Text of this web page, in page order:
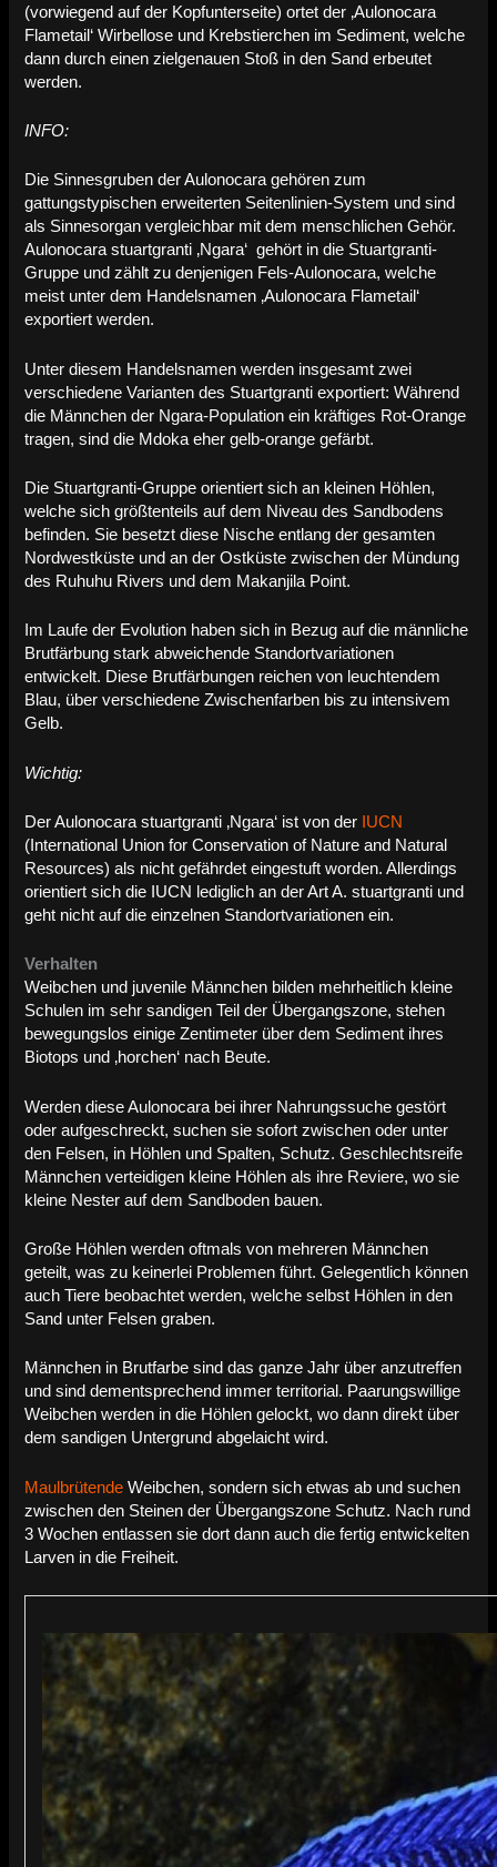
(vorwiegend auf der Kopfunterseite) ortet der ‚Aulonocara
Flametail‘ Wirbellose und Krebstierchen im Sediment, welche
dann durch einen zielgenauen Stoß in den Sand erbeutet
werden.
INFO:
Die Sinnesgruben der Aulonocara gehören zum
gattungstypischen erweiterten Seitenlinien-System und sind
als Sinnesorgan vergleichbar mit dem menschlichen Gehör.
Aulonocara stuartgranti ‚Ngara‘ gehört in die Stuartgranti-
Gruppe und zählt zu denjenigen Fels-Aulonocara, welche
meist unter dem Handelsnamen ‚Aulonocara Flametail‘
exportiert werden.
Unter diesem Handelsnamen werden insgesamt zwei
verschiedene Varianten des Stuartgranti exportiert: Während
die Männchen der Ngara-Population ein kräftiges Rot-Orange
tragen, sind die Mdoka eher gelb-orange gefärbt.
Die Stuartgranti-Gruppe orientiert sich an kleinen Höhlen,
welche sich größtenteils auf dem Niveau des Sandbodens
befinden. Sie besetzt diese Nische entlang der gesamten
Nordwestküste und an der Ostküste zwischen der Mündung
des Ruhuhu Rivers und dem Makanjila Point.
Im Laufe der Evolution haben sich in Bezug auf die männliche
Brutfärbung stark abweichende Standortvariationen
entwickelt. Diese Brutfärbungen reichen von leuchtendem
Blau, über verschiedene Zwischenfarben bis zu intensivem
Gelb.
Wichtig:
Der Aulonocara stuartgranti ‚Ngara‘ ist von der IUCN
(International Union for Conservation of Nature and Natural
Resources) als nicht gefährdet eingestuft worden. Allerdings
orientiert sich die IUCN lediglich an der Art A. stuartgranti und
geht nicht auf die einzelnen Standortvariationen ein.
Verhalten
Weibchen und juvenile Männchen bilden mehrheitlich kleine
Schulen im sehr sandigen Teil der Übergangszone, stehen
bewegungslos einige Zentimeter über dem Sediment ihres
Biotops und ‚horchen‘ nach Beute.
Werden diese Aulonocara bei ihrer Nahrungssuche gestört
oder aufgeschreckt, suchen sie sofort zwischen oder unter
den Felsen, in Höhlen und Spalten, Schutz.Geschlechtsreife
Männchen verteidigen kleine Höhlen als ihre Reviere, wo sie
kleine Nester auf dem Sandboden bauen.
Große Höhlen werden oftmals von mehreren Männchen
geteilt, was zu keinerlei Problemen führt. Gelegentlich können
auch Tiere beobachtet werden, welche selbst Höhlen in den
Sand unter Felsen graben.
Männchen in Brutfarbe sind das ganze Jahr über anzutreffen
und sind dementsprechend immer territorial. Paarungswillige
Weibchen werden in die Höhlen gelockt, wo dann direkt über
dem sandigen Untergrund abgelaicht wird.
Maulbrütende Weibchen, sondern sich etwas ab und suchen
zwischen den Steinen der Übergangszone Schutz. Nach rund
3 Wochen entlassen sie dort dann auch die fertig entwickelten
Larven in die Freiheit.